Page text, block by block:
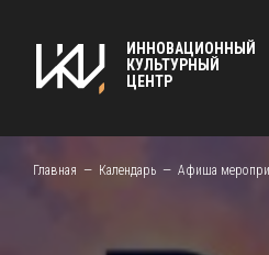
ИННОВАЦИОННЫЙ
КУЛЬТУРНЫЙ
ЦЕНТР
Главная Календарь Афиша